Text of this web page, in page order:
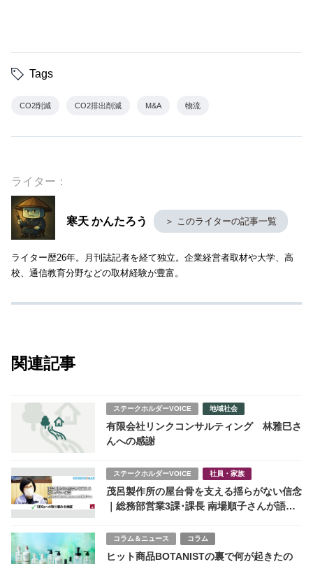
Tags
CO2削減 CO2排出削減 M&A 物流
ライター：
寒天 かんたろう ＞ このライターの記事一覧
ライター歴26年。月刊誌記者を経て独立。企業経営者取材や大学、高
校、通信教育分野などの取材経験が豊富。
関連記事
ステークホルダーVOICE 地域社会
有限会社リンクコンサルティング 林雅巳さ
んへの感謝
ステークホルダーVOICE 社員・家族
茂呂製作所の屋台骨を支える揺らがない信念
｜総務部営業3課･課長 南場順子さんが語る
コラム＆ニュース コラム
ヒット商品BOTANISTの裏で何が起きたの